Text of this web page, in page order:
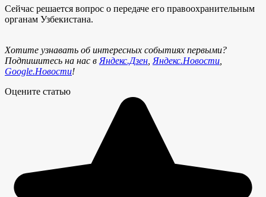
Сейчас решается вопрос о передаче его правоохранительным
органам Узбекистана.
Хотите узнавать об интересных событиях первыми?
Подпишитесь на нас в Яндекс.Дзен Яндекс.Новости
Google.Новости!
Оцените статью